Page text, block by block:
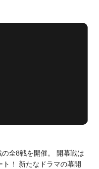
全8戦を開催。 開幕戦は
！ 新たなドラマの幕開